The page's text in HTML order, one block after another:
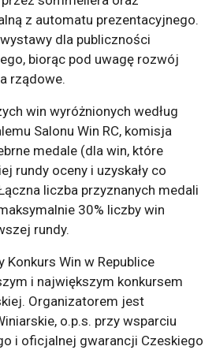
z automatu prezentacyjnego.
dla publiczności
biorąc pod uwagę rozwój
rządowe.
win wyróżnionych według
Salonu Win RC, komisja
medale (dla win, które
rundy oceny i uzyskały co
liczba przyznanych medali
30% liczby win
rundy.
Konkurs Win w Republice
i największym konkursem
Organizatorem jest
o.p.s. przy wsparciu
i oficjalnej gwarancji Czeskiego